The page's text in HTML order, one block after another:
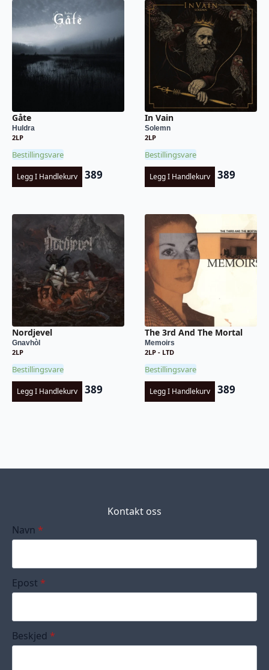
Gåte
Huldra
2LP
Bestillingsvare
Legg I Handlekurv 389
In Vain
Solemn
2LP
Bestillingsvare
Legg I Handlekurv 389
Nordjevel
Gnavhòl
2LP
Bestillingsvare
Legg I Handlekurv 389
The 3rd And The Mortal
Memoirs
2LP - LTD
Bestillingsvare
Legg I Handlekurv 389
Kontakt oss
Navn *
Epost *
Beskjed *